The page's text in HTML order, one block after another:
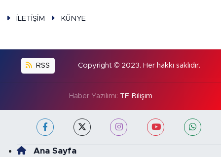
İLETİŞİM KÜNYE
RSS Copyright © 2023. Her hakkı saklıdır.
Haber Yazılımı: TE Bilişim
Ana Sayfa